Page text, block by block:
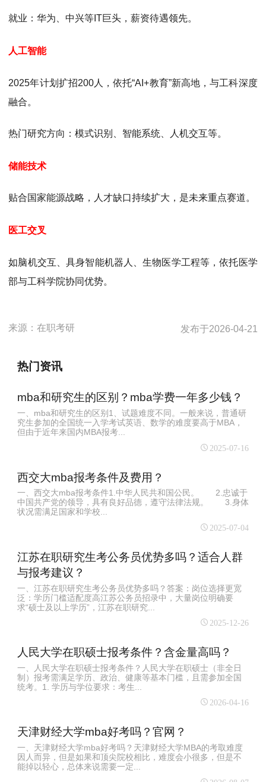
就业：华为、中兴等IT巨头，薪资待遇领先‌。
人工智能
2025年计划扩招200人，依托“AI+教育”新高地，与工科深度
融合。
热门研究方向：模式识别、智能系统、人机交互等‌。
储能技术
贴合国家能源战略，人才缺口持续扩大，是未来重点赛道‌。
医工交叉
如脑机交互、具身智能机器人、生物医学工程等，依托医学
部与工科学院协同优势‌。
来源：在职考研 发布于2026-04-21
热门资讯
mba和研究生的区别？mba学费一年多少钱？
一、mba和研究生的区别1、试题难度不同。一般来说，普通研
究生参加的全国统一入学考试英语、数学的难度要高于MBA，
但由于近年来国内MBA报考...
2025-07-16
西交大mba报考条件及费用？
一、西交大mba报考条件1.中华人民共和国公民。 2.忠诚于
中国共产党的领导，具有良好品德，遵守法律法规。 3.身体
状况需满足国家和学校...
2025-07-04
江苏在职研究生考公务员优势多吗？适合人群
与报考建议？
一、江苏在职研究生考公务员优势多吗？答案：岗位选择更宽
泛：学历门槛适配度高江苏公务员招录中，大量岗位明确要
求“硕士及以上学历”，江苏在职研究...
2025-12-26
人民大学在职硕士报考条件？含金量高吗？
一、人民大学在职硕士报考条件？人民大学在职硕士（非全日
制）报考需满足学历、政治、健康等基本门槛，且需参加全国
统考。1. 学历与学位要求：考生...
2026-04-16
天津财经大学mba好考吗？官网？
一、天津财经大学mba好考吗？天津财经大学MBA的考取难度
因人而异，但是如果和顶尖院校相比，难度会小很多，但是不
能掉以轻心，总体来说需要一定...